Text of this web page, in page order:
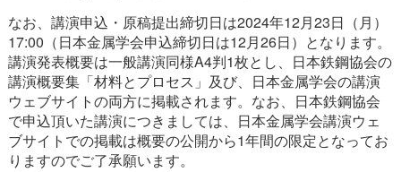
なお、講演申込・原稿提出締切日は2024年12月23日（月）
17:00（日本金属学会申込締切日は12月26日）となります。
講演発表概要は一般講演同様A4判1枚とし、日本鉄鋼協会の
講演概要集「材料とプロセス」及び、日本金属学会の講演
ウェブサイトの両方に掲載されます。なお、日本鉄鋼協会
で申込頂いた講演につきましては、日本金属学会講演ウェ
ブサイトでの掲載は概要の公開から1年間の限定となってお
りますのでご了承願います。